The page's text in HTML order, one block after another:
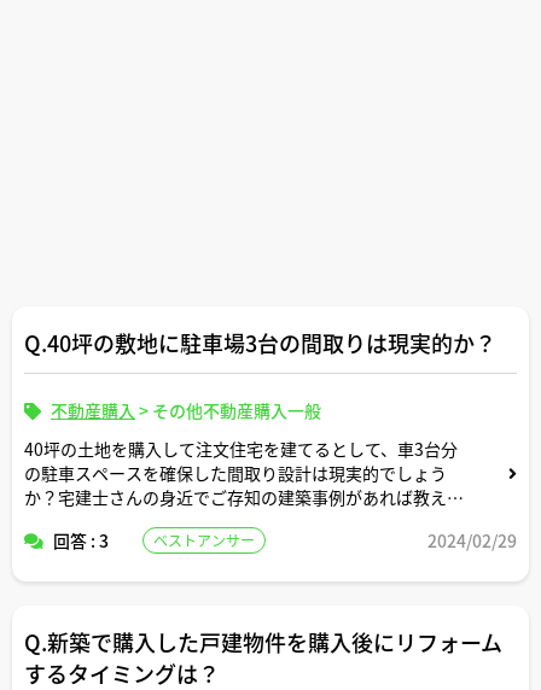
Q.40坪の敷地に駐車場3台の間取りは現実的か？
不動産購入 > その他不動産購入一般
40坪の土地を購入して注文住宅を建てるとして、車3台分
の駐車スペースを確保した間取り設計は現実的でしょう
か？宅建士さんの身近でご存知の建築事例があれば教えて
回答 : 3
ベストアンサー 2024/02/29
Q.新築で購入した戸建物件を購入後にリフォーム
するタイミングは？